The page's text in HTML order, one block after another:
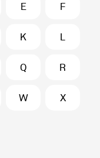
E F
K L
Q R
W X